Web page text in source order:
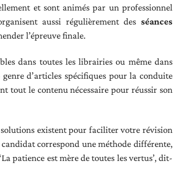
et sont animés par un professionnel
aussi régulièrement des séances
l’épreuve finale.
dans toutes les librairies ou même dans
d’articles spécifiques pour la conduite
tout le contenu nécessaire pour réussir son
solutions existent pour faciliter votre révision
correspond une méthode différente,
patience est mère de toutes les vertus’, dit-